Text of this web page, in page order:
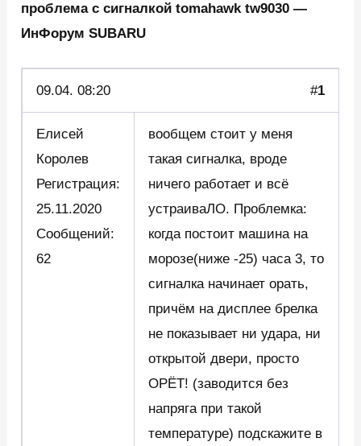
проблема с сигналкой tomahawk tw9030 —
ИнФорум SUBARU
09.04. 08:20 #1
Елисей
Королев
Регистрация:
25.11.2020
Сообщений:
62
вообщем стоит у меня
такая сигналка, вроде
ничего работает и всё
устраиваЛО. Проблемка:
когда постоит машина на
морозе(ниже -25) часа 3, то
сигналка начинает орать,
причём на дисплее брелка
не показывает ни удара, ни
открытой двери, просто
ОРЁТ! (заводится без
напряга при такой
температуре) подскажите в